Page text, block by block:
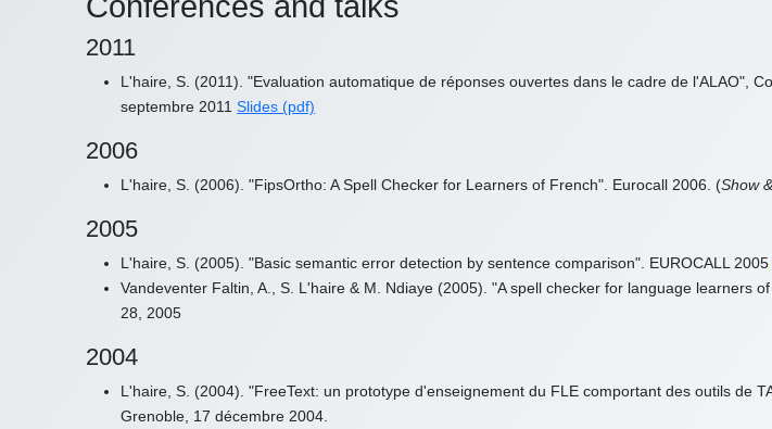
2011
L'haire, S. (2011). "Evaluation automatique de réponses ouvertes dans le cadre de l'ALAO",
septembre 2011Slides (pdf)
2006
L'haire, S. (2006). "FipsOrtho: A Spell Checker for Learners of French". Eurocall 2006. (Show
2005
L'haire, S. (2005). "Basic semantic error detection by sentence comparison". EUROCALL 2005
Vandeventer Faltin, A., S. L'haire & M. Ndiaye (2005). "A spell checker for language learners
28, 2005
2004
L'haire, S. (2004). "FreeText: un prototype d'enseignement du FLE comportant des outils de
Grenoble, 17 décembre 2004.